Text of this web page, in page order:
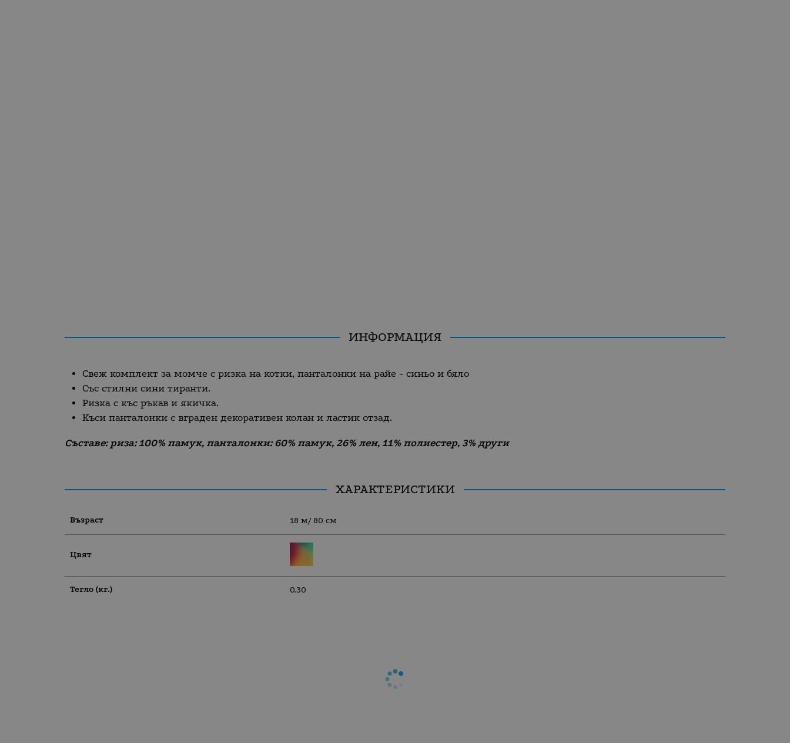
ИНФОРМАЦИЯ
Свеж комплект за момче с ризка на котки, панталонки на райе - синьо и бяло
Със стилни сини тиранти.
Ризка с къс ръкав и якичка.
Къси панталонки с вграден декоративен колан и ластик отзад.
Съставе: риза: 100% памук, панталонки: 60% памук, 26% лен, 11% полиестер, 3% други
ХАРАКТЕРИСТИКИ
Възраст 18 м/ 80 см
Цвят
Тегло (кг.) 0.30